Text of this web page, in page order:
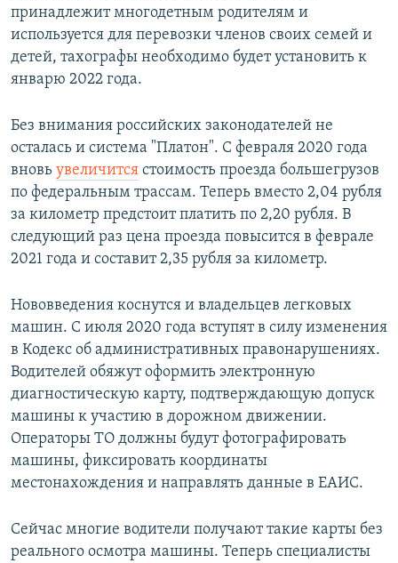
принадлежит многодетным родителям и
используется для перевозки членов своих семей и
детей, тахографы необходимо будет установить к
январю 2022 года.
Без внимания российских законодателей не
осталась и система "Платон". С февраля 2020 года
вновь увеличится стоимость проезда большегрузов
по федеральным трассам. Теперь вместо 2,04 рубля
за километр предстоит платить по 2,20 рубля. В
следующий раз цена проезда повысится в феврале
2021 года и составит 2,35 рубля за километр.
Нововведения коснутся и владельцев легковых
машин. С июля 2020 года вступят в силу изменения
в Кодекс об административных правонарушениях.
Водителей обяжут оформить электронную
диагностическую карту, подтверждающую допуск
машины к участию в дорожном движении.
Операторы ТО должны будут фотографировать
машины, фиксировать координаты
местонахождения и направлять данные в ЕАИС.
Сейчас многие водители получают такие карты без
реального осмотра машины. Теперь специалисты